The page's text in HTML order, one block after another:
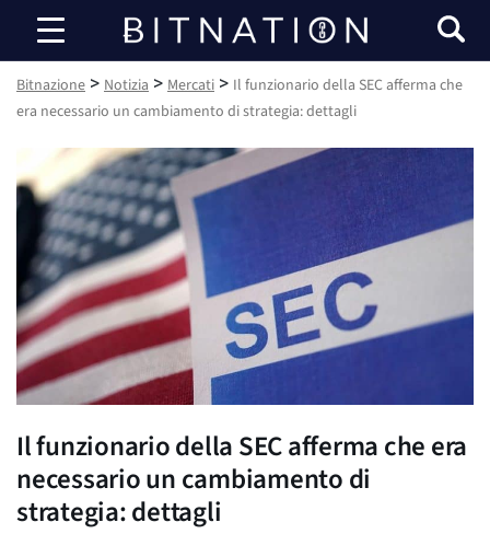
Bitnazione
Bitnazione > Notizia > Mercati > Il funzionario della SEC afferma che
era necessario un cambiamento di strategia: dettagli
Il funzionario della SEC afferma che era
necessario un cambiamento di
strategia: dettagli